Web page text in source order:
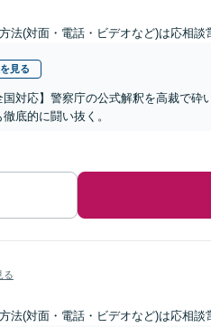
法(対面・電話・ビデオなど)は応相談
見る
国対応】警察庁の公式解釈を高裁で
底的に闘い抜く。
る
法(対面・電話・ビデオなど)は応相談